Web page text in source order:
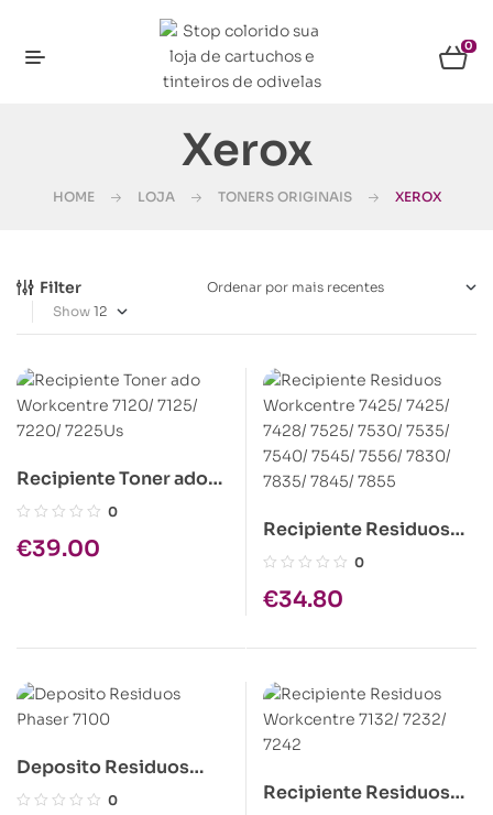
0
Xerox
HOME LOJA TONERS ORIGINAIS XEROX
Filter
Show
Recipiente Toner ado
Workcentre 7120/ 7125/
0
€39.00
Recipiente Residuos
Workcentre 7425/
7530/ 7535/ 7540/
0
€34.80
Deposito Residuos
Phaser 7100
0
Recipiente Residuos